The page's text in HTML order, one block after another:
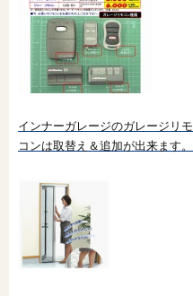
インナーガレージのガレージリモ
コンは取替え＆追加が出来ます。